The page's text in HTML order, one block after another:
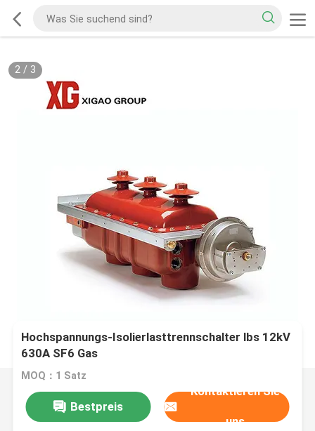
2/ 3
Hochspannungs-Isolierlasttrennschalter lbs 12kV
630A SF6 Gas
MOQ：1 Satz
Bestpreis
Kontaktieren Sie
uns